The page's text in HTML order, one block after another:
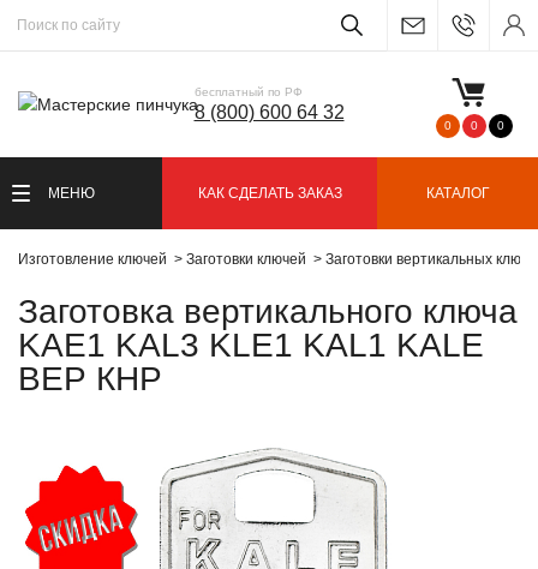
бесплатный по РФ
8 (800) 600 64 32
0 0 0
МЕНЮ КАК СДЕЛАТЬ ЗАКАЗ КАТАЛОГ
Изготовление ключей Заготовки ключей Заготовки вертикальных
Заготовка вертикального ключа
KAE1 KAL3 KLE1 KAL1 KALE
ВЕР КНР